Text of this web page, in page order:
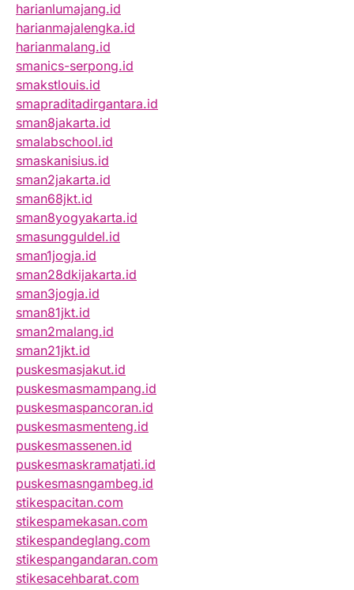
harianlumajang.id
harianmajalengka.id
harianmalang.id
smanics-serpong.id
smakstlouis.id
smapraditadirgantara.id
sman8jakarta.id
smalabschool.id
smaskanisius.id
sman2jakarta.id
sman68jkt.id
sman8yogyakarta.id
smasungguldel.id
sman1jogja.id
sman28dkijakarta.id
sman3jogja.id
sman81jkt.id
sman2malang.id
sman21jkt.id
puskesmasjakut.id
puskesmasmampang.id
puskesmaspancoran.id
puskesmasmenteng.id
puskesmassenen.id
puskesmaskramatjati.id
puskesmasngambeg.id
stikespacitan.com
stikespamekasan.com
stikespandeglang.com
stikespangandaran.com
stikesacehbarat.com